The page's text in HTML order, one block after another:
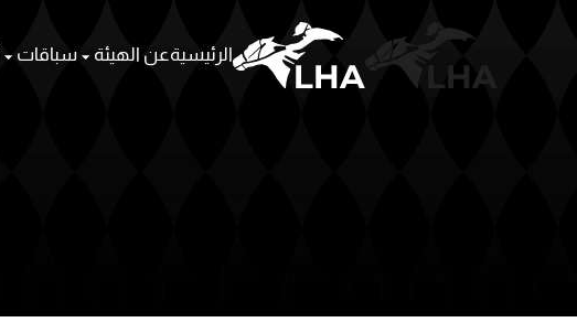
Skip to main content الرئيسيةعن الهيئة سباقات